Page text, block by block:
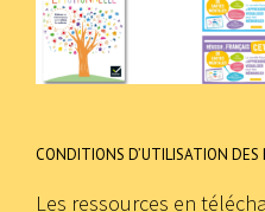
CONDITIONS D’UTILISATION DES
Les ressources en